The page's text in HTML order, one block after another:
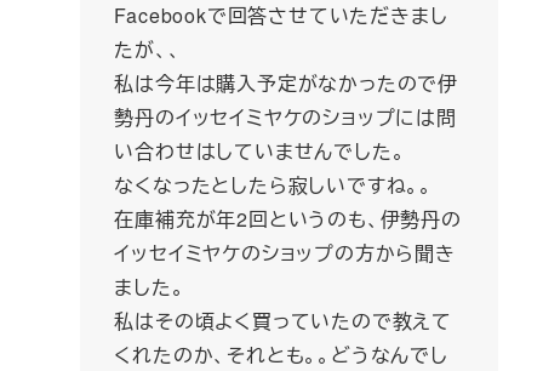
Facebookで回答させていただきまし
たが、、
私は今年は購入予定がなかったので伊
勢丹のイッセイミヤケのショップには問
い合わせはしていませんでした。
なくなったとしたら寂しいですね。。
在庫補充が年2回というのも、伊勢丹の
イッセイミヤケのショップの方から聞き
ました。
私はその頃よく買っていたので教えて
くれたのか、それとも。。どうなんでし